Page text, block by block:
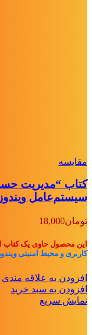
مقايسه
کتاب “مدیریت
سیستم‌عامل ویندوز 7”
تومان18,000
این محصول حاوی یک کتاب الکترونیکی 16
کاربری و محیط امنیتی ویندوز 7
افزودن به علاقه مندی
افزودن به سبد خرید
نمایش سریع